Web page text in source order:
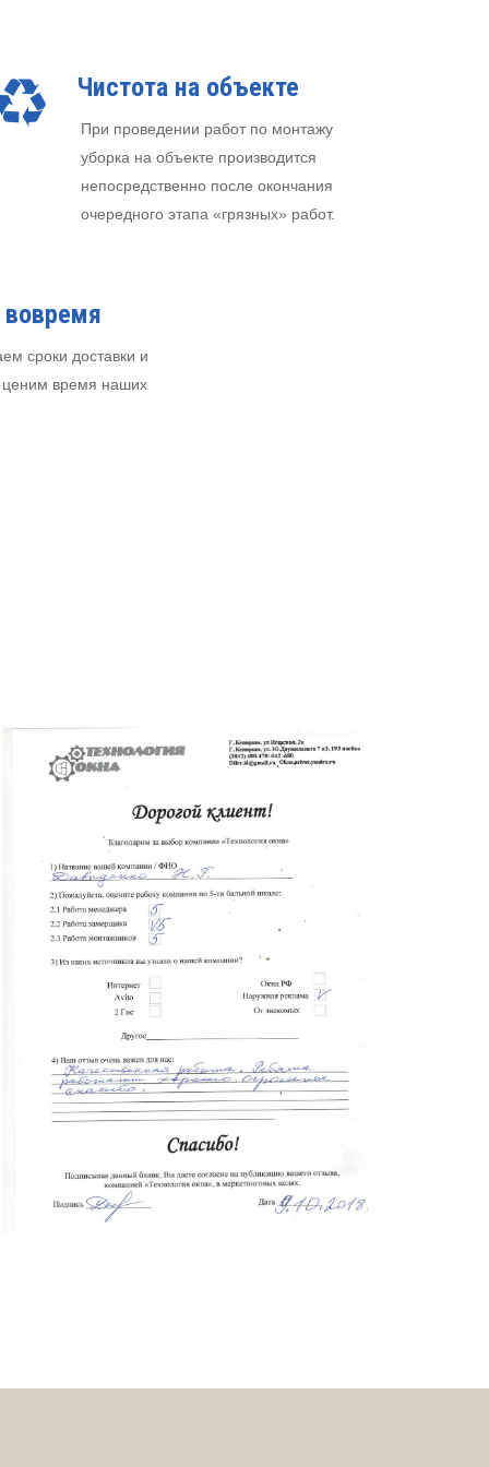
Чистота на объекте
При проведении работ по монтажу
уборка на объекте производится
непосредственно после окончания
очередного этапа «грязных» работ.
сроки доставки и
ценим время наших